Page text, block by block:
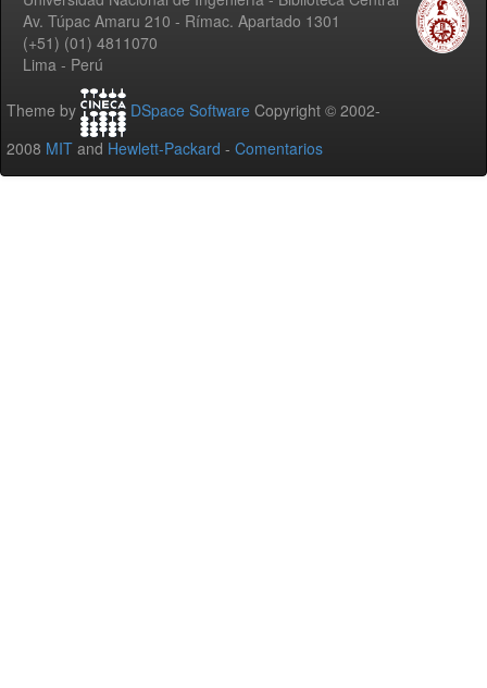
Av. Túpac Amaru 210 - Rímac. Apartado 1301
(+51) (01) 4811070
Lima - Perú
Theme by DSpace Software Copyright © 2002-
2008 MIT and Hewlett-Packard - Comentarios